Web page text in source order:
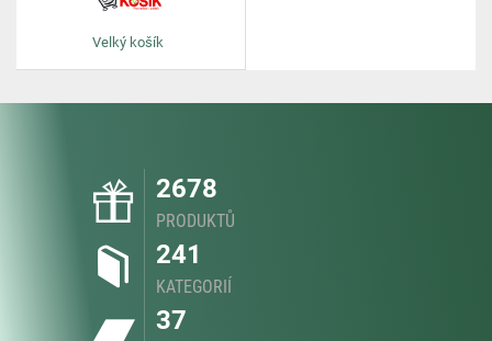
Velký košík
2678
PRODUKTŮ
241
KATEGORIÍ
37